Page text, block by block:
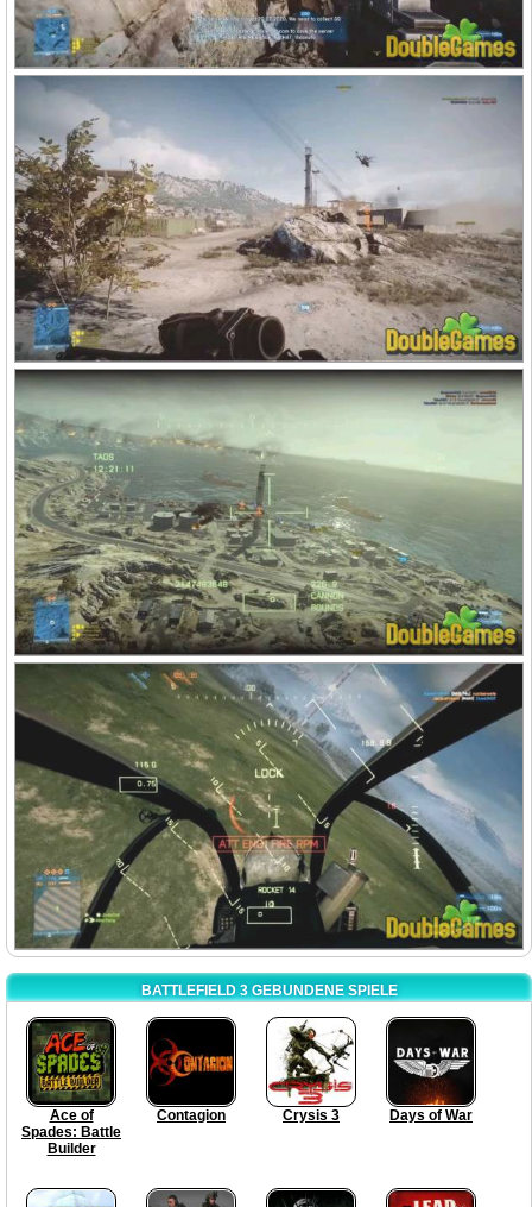
BATTLEFIELD 3 GEBUNDENE SPIELE
Ace of
Spades: Battle
Builder
Contagion Crysis 3 Days of War